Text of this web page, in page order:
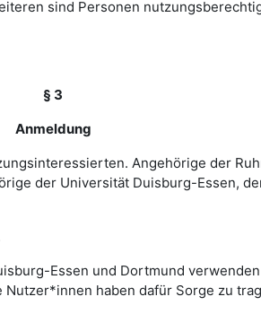
sind Personen
§ 3
Anmeldung
Angehörige der
der Universität Duisburg-Essen,
Essen und Dortmund
haben dafür Sorge zu